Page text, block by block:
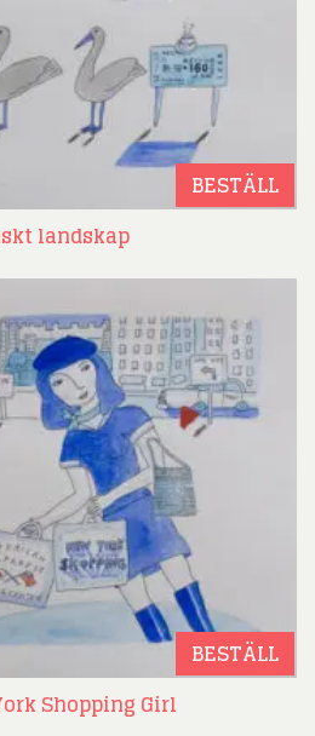
BESTÄLL
landskap
BESTÄLL
Shopping Girl